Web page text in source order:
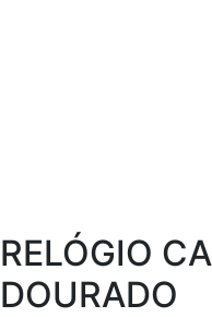
RELÓGIO
DOURADO